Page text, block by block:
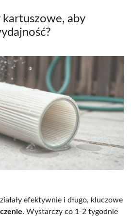
kartuszowe, aby
efektywnie i długo, kluczowe
. Wystarczy co 1-2 tygodnie